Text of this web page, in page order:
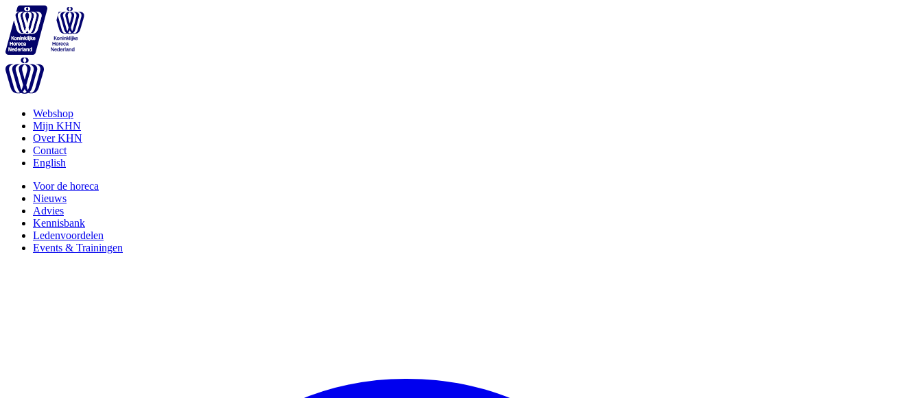
Webshop
Mijn KHN
Over KHN
Contact
English
Voor de horeca
Nieuws
Advies
Kennisbank
Ledenvoordelen
Events & Trainingen